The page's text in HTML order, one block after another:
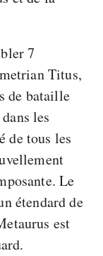
7
Titus,
de bataille
les
de tous les
Le
étendard de
est